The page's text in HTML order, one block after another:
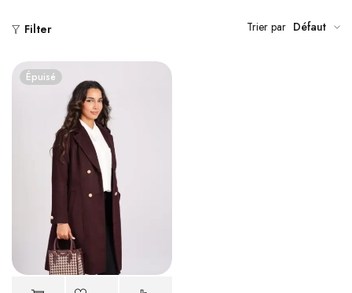
Filter Trier par Défaut
Épuisé